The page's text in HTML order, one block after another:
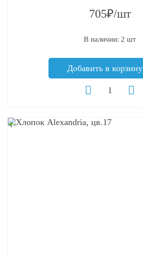
705₽/шт
В наличии: 2 шт
Добавить в корзину
q